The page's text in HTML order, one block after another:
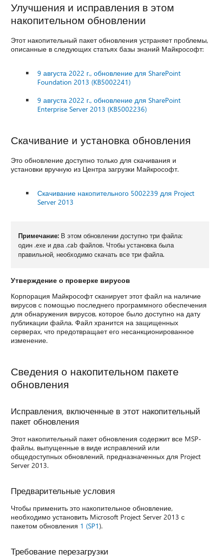
Улучшения и исправления в этом
накопительном обновлении
Этот накопительный пакет обновления устраняет проблемы,
описанные в следующих статьях базы знаний Майкрософт:
9 августа 2022 г., обновление для SharePoint
Foundation 2013 (KB5002241)
9 августа 2022 г., обновление для SharePoint
Enterprise Server 2013 (KB5002236)
Скачивание и установка обновления
Это обновление доступно только для скачивания и
установки вручную из Центра загрузки Майкрософт.
Скачивание накопительного 5002239 для Project
Server 2013
Примечание: В этом обновлении доступно три файла:
один .exe и два .cab файлов. Чтобы установка была
правильной, необходимо скачать все три файла.
Утверждение о проверке вирусов
Корпорация Майкрософт сканирует этот файл на наличие
вирусов с помощью последнего программного обеспечения
для обнаружения вирусов, которое было доступно на дату
публикации файла. Файл хранится на защищенных
серверах, что предотвращает его несанкционированное
изменение.
Сведения о накопительном пакете
обновления
Исправления, включенные в этот накопительный
пакет обновления
Этот накопительный пакет обновления содержит все MSP-
файлы, выпущенные в виде исправлений или
общедоступных обновлений, предназначенных для Project
Server 2013.
Предварительные условия
Чтобы применить это накопительное обновление,
необходимо установить Microsoft Project Server 2013 с
пакетом обновления 1 (SP1).
Требование перезагрузки